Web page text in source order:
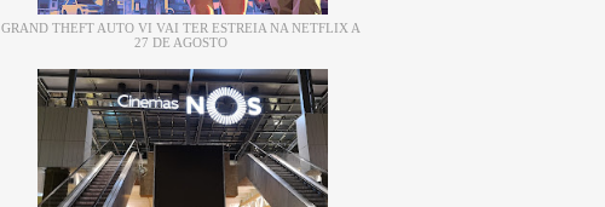
GRAND THEFT AUTO VI VAI TER ESTREIA NA NETFLIX A
27 DE AGOSTO